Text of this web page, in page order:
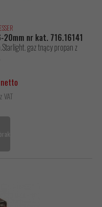
20mm nr kat. 716.16141
gaz tnący propan z
VAT